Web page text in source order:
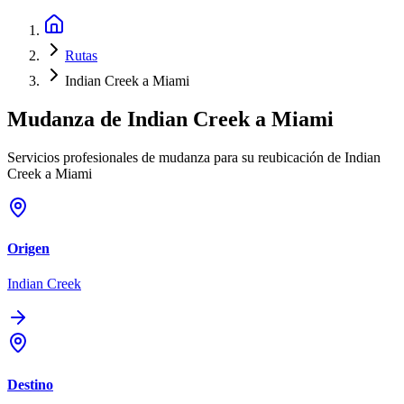
Rutas
Indian Creek a Miami
Mudanza de Indian Creek a Miami
Servicios profesionales de mudanza para su reubicación de Indian
Creek a Miami
Origen
Indian Creek
Destino